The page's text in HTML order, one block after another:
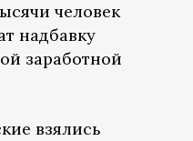
человек
надбавку
заработной
взялись